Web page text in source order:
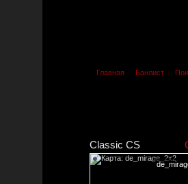
Главная Банлист
Classic CS